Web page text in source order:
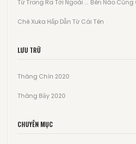
Từ Trong Ra Tới Ngoài …. Bên Nào
Chè Xuka Hấp Dẫn Từ Cái Tên
LƯU TRỮ
Tháng Chín 2020
Tháng Bảy 2020
CHUYÊN MỤC